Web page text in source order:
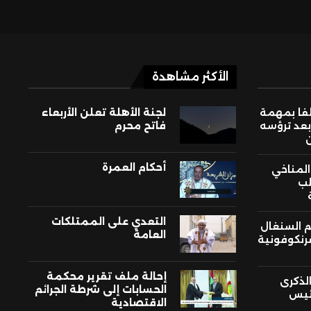
بمهمة
ترؤسه
المناخي
السنغال
الأكثر مشاهدة
لجنة الأهلة تعلن الأربعاء
فاتح محرم
أحكام العمرة
التعدي على الممتلكات
العامة
إحالة ملف تقرير محكمة
الحسابات إلى شرطة الجرائم
الاقتصادية